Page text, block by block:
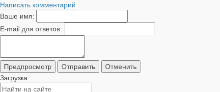
Написать комментарий
Ваше имя:
E-mail для ответов:
Загрузка...